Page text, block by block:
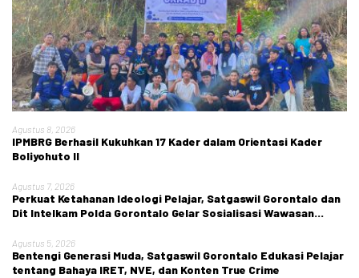
Agustus 8, 2026
IPMBRG Berhasil Kukuhkan 17 Kader dalam Orientasi Kader
Boliyohuto II
Agustus 7, 2026
Perkuat Ketahanan Ideologi Pelajar, Satgaswil Gorontalo dan
Dit Intelkam Polda Gorontalo Gelar Sosialisasi Wawasan
Agustus 5, 2026
Bentengi Generasi Muda, Satgaswil Gorontalo Edukasi Pelajar
tentang Bahaya IRET, NVE, dan Konten True Crime